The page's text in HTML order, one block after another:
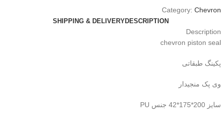
Category: Chevron
DESCRIPTION
SHIPPING & DELIVERY
Description
chevron piston seal
پکینگ طبقاتی
وی پک منجیدار
سایز 200*175*42 جنس PU